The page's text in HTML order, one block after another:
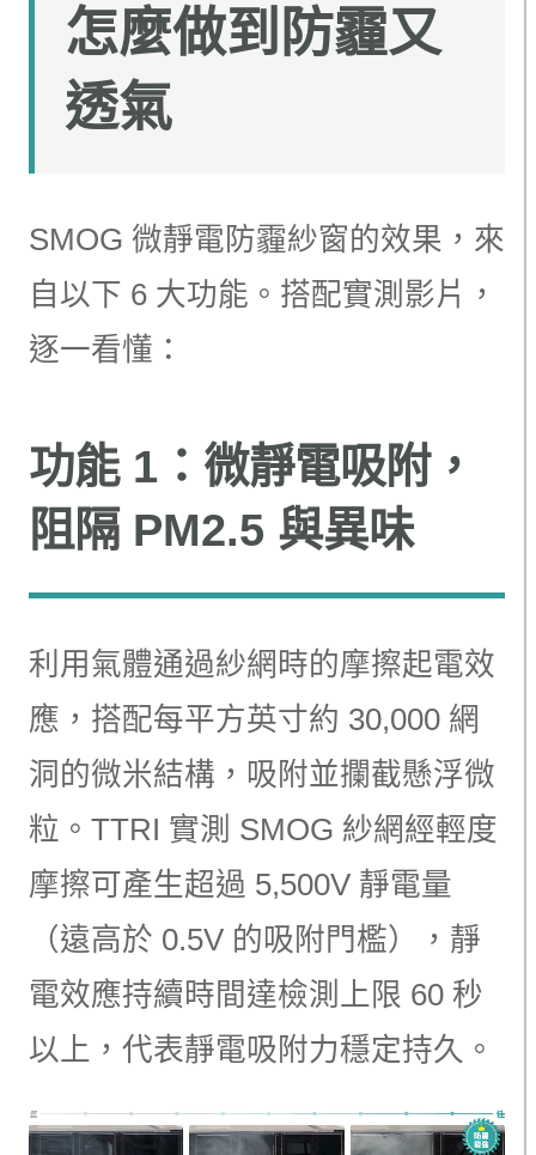
怎麼做到防霾又
透氣
SMOG 微靜電防霾紗窗的效果，來
自以下 6 大功能。搭配實測影片，
逐一看懂：
功能 1：微靜電吸附，
阻隔 PM2.5 與異味
利用氣體通過紗網時的摩擦起電效
應，搭配每平方英寸約 30,000 網
洞的微米結構，吸附並攔截懸浮微
粒。TTRI 實測 SMOG 紗網經輕度
摩擦可產生超過 5,500V 靜電量
（遠高於 0.5V 的吸附門檻），靜
電效應持續時間達檢測上限 60 秒
以上，代表靜電吸附力穩定持久。